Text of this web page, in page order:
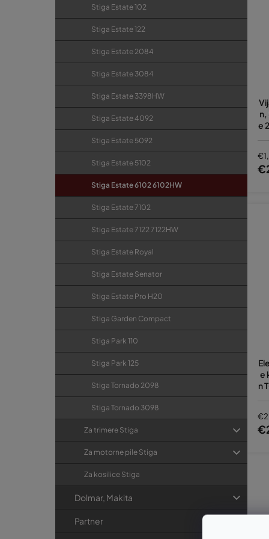
Stiga Estate 102
Stiga Estate 122
Stiga Estate 2084
Stiga Estate 3084
Stiga Estate 3398HW
Stiga Estate 4092
Stiga Estate 5092
Stiga Estate 5102
Stiga Estate 6102 6102HW
Stiga Estate 7102
Stiga Estate 7122 7122HW
Stiga Estate Royal
Stiga Estate Senator
Stiga Estate Pro H20
Stiga Garden Compact
Stiga Park 110
Stiga Park 125
Stiga Tornado 2098
Stiga Tornado 3098
Za trimere Stiga
Za motorne pile Stiga
Za kosilice Stiga
Dolmar, Makita
Partner
n,
e
e
n